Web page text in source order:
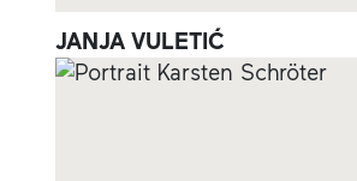
JANJA VULETIĆ